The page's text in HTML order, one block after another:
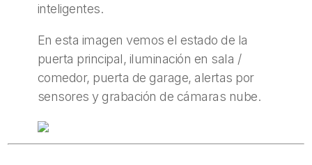
inteligentes.
En esta imagen vemos el estado de la
puerta principal, iluminación en sala /
comedor, puerta de garage, alertas por
sensores y grabación de cámaras nube.